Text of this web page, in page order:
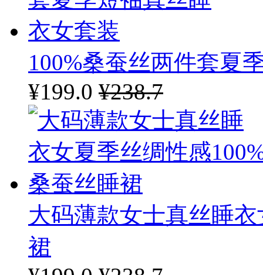
100%桑蚕丝两件套夏
¥199.0 ¥238.7
大码薄款女士真丝睡
裙